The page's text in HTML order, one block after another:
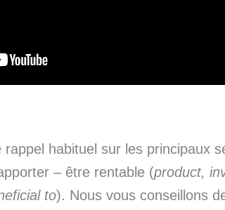
habituel sur les principaux
– être rentable (product,
to). Nous vous conseillons